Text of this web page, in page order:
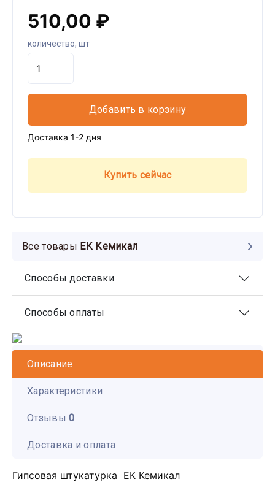
510,00 ₽
количество, шт
Добавить в корзину
Доставка 1-2 дня
Купить сейчас
Все товары ЕК Кемикал
Способы доставки
Способы оплаты
Описание
Характеристики
Отзывы0
Доставка и оплата
Гипсовая штукатурка ЕК Кемикал